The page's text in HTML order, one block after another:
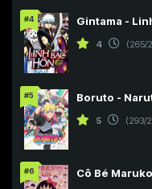
#4 Gintama -
4 (265/
#5 Boruto -
5 (293/
#6 Cô Bé Maruko